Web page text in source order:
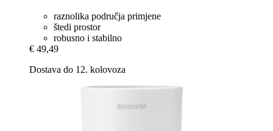
raznolika područja primjene
štedi prostor
robusno i stabilno
€ 49,49
Dostava do 12. kolovoza